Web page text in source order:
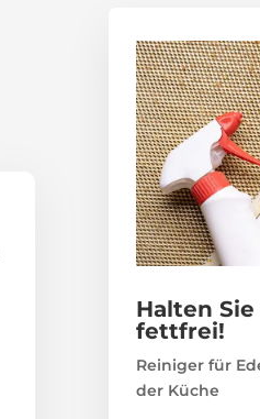
Halten
fettfrei!
Reiniger für
der Küche